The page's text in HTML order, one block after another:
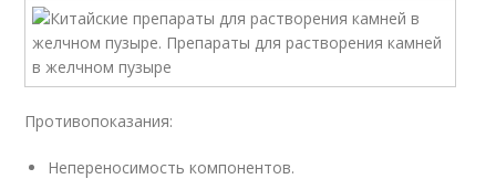
Противопоказания:
Непереносимость компонентов.